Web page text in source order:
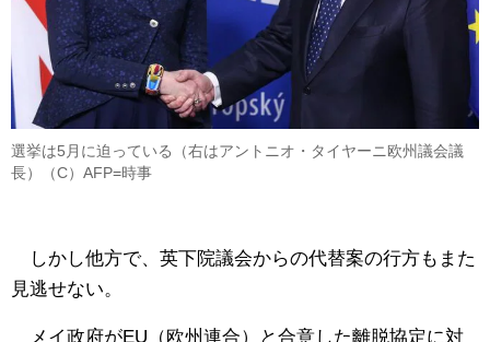
選挙は5月に迫っている（右はアントニオ・タイヤーニ欧州議会議
長）（C）AFP=時事
しかし他方で、英下院議会からの代替案の行方もまた
見逃せない。
メイ政府がEU（欧州連合）と合意した離脱協定に対